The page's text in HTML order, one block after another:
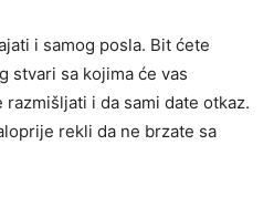
i samog posla. Bit ćete
stvari sa kojima će vas
i da sami date otkaz.
rekli da ne brzate sa